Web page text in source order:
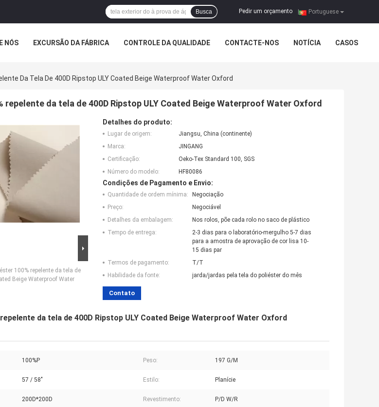
Portuguese
Pedir um orçamento |
Busca
NÓS EXCURSÃO DA FÁBRICA CONTROLE DA QUALIDADE CONTACTE-NOS NOTÍCIA CASOS
Da Tela De 400D Ripstop ULY Coated Beige Waterproof Water Oxford
repelente da tela de 400D Ripstop ULY Coated Beige Waterproof Water Oxford
100% repelente da tela de
Beige Waterproof Water
Detalhes do produto:
Lugar de origem:
Jiangsu, China (continente)
Marca:
JINGANG
Certificação:
Oeko-Tex Standard 100, SGS
Número do modelo:
HF80086
Condições de Pagamento e Envio:
Quantidade de ordem mínima:
Negociação
Preço:
Negociável
Detalhes da embalagem:
Nos rolos, põe cada rolo no saco de plástico
Tempo de entrega:
2-3 dias para o laboratório-mergulho 5-7 dias
para a amostra de aprovação de cor lisa 10-
15 dias par
Termos de pagamento:
T/T
Habilidade da fonte:
jarda/jardas pela tela do poliéster do mês
Contato
da tela de 400D Ripstop ULY Coated Beige Waterproof Water Oxford
100%P Peso: 197 G/M
57 / 58" Estilo: Planície
200D*200D Revestimento: P/D W/R